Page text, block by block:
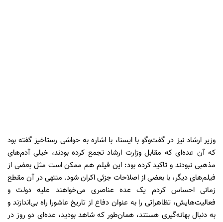
اینکه با دولت مخالفت کنند. بنابراین ما اکران این فیلم را به تعویق
انداختیم بخصوص که نمی‌خواستیم جشن هسته‌ای تحت‌الشعاع این
موضوع قرار بگیرد.در حالی چندین مسوول سیاسی، انتظامی و فرهنگی
درباره‌ی موضوع و ماهیت افراد تجمع‌کننده مقابل وزارت ارشاد و سینما
شکوفه متفق‌القول سخن گفتند و تاکید داشتند ماهیت آنها واقعا مذهبی
نبوده است، که طی یک سال گذشته تعبیر «اسلام انگلیسی» از سوی مقام
معظم رهبری بارها مطرح و نسبت به آن هشدار داده شده است.